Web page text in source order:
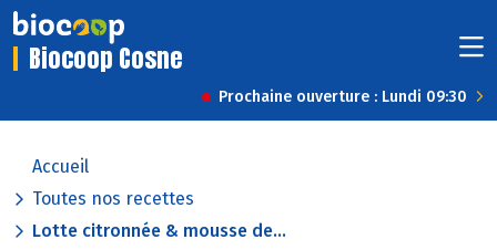
Biocoop Cosne
Prochaine ouverture : Lundi 09:30
Accueil
Toutes nos recettes
Lotte citronnée & mousse de...